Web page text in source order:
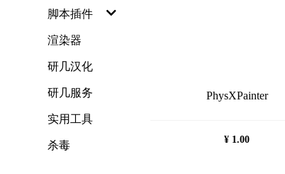
PhysXPainter
¥ 1.00
脚本插件
渲染器
研几汉化
研几服务
实用工具
杀毒